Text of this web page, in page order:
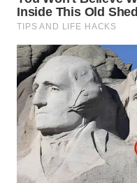
JATIM
WN
BALI
WN
KALBAR
WN
KALTENG